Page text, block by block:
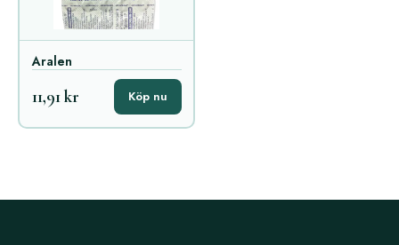
Aralen
11,91 kr Köp nu